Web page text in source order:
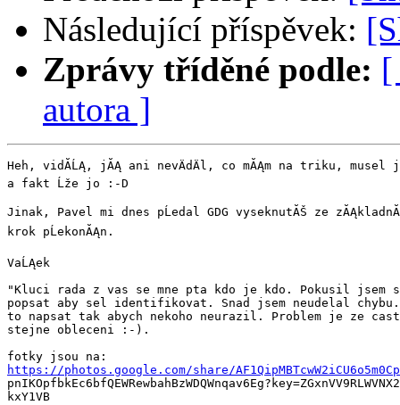
Následující příspěvek:
Zprávy tříděné podle: [
autora ]
Heh, vidĂ­ĹĄ, jĂĄ ani nevÄdÄl, co mĂĄm na triku,
a fakt Ĺže jo :-D
Jinak, Pavel mi dnes pĹedal GDG vyseknutĂŠ ze
krok pĹekonĂĄn.
VaĹĄek
"Kluci rada z vas se mne pta kdo je kdo. Pokusil jsem
popsat aby sel identifikovat. Snad jsem neudelal
to napsat tak abych nekoho neurazil. Problem je ze
stejne obleceni :-).
https://photos.google.com/share/
kxY1VB